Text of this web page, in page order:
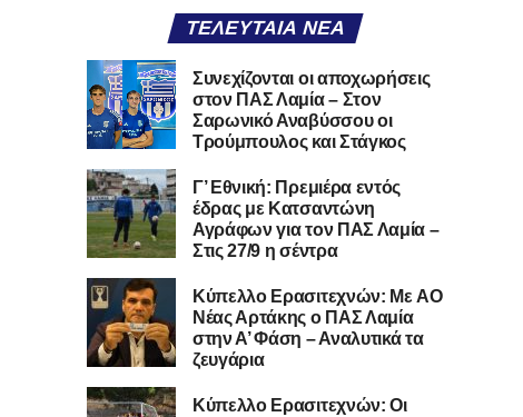
ΤΕΛΕΥΤΑΊΑ ΝΈΑ
Συνεχίζονται οι αποχωρήσεις
στον ΠΑΣ Λαμία – Στον
Σαρωνικό Αναβύσσου οι
Τρούμπουλος και Στάγκος
Γ’ Εθνική: Πρεμιέρα εντός
έδρας με Κατσαντώνη
Αγράφων για τον ΠΑΣ Λαμία –
Στις 27/9 η σέντρα
Kύπελλο Ερασιτεχνών: Με AO
Nέας Αρτάκης ο ΠΑΣ Λαμία
στην Α’ Φάση – Αναλυτικά τα
ζευγάρια
Κύπελλο Ερασιτεχνών: Οι